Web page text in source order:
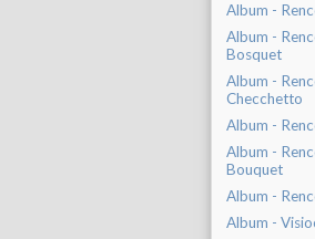
Album -
Album -
Bosquet
Album -
Checchetto
Album -
Album -
Bouquet
Album -
Album -